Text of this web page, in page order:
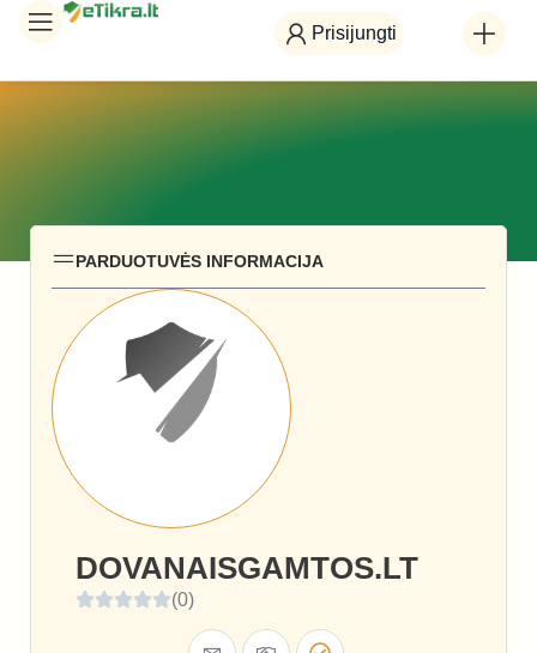
Prisijungti
PARDUOTUVĖS INFORMACIJA
DOVANAISGAMTOS.LT
(0)